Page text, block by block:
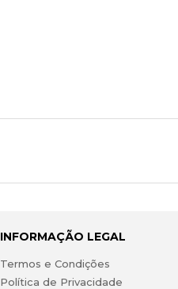
INFORMAÇÃO LEGAL
Termos e Condições
Política de Privacidade